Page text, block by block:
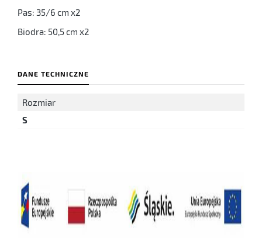
Pas: 35/6 cm x2
Biodra: 50,5 cm x2
DANE TECHNICZNE
Rozmiar
S